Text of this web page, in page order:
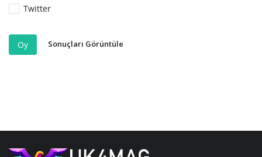
Twitter
Oy Sonuçları Görüntüle